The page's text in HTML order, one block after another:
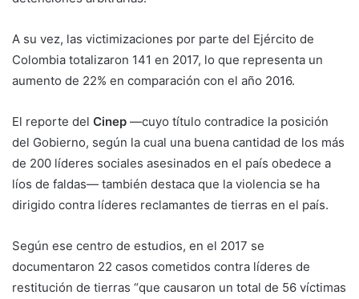
A su vez, las victimizaciones por parte del Ejército de
Colombia totalizaron 141 en 2017, lo que representa un
aumento de 22% en comparación con el año 2016.
El reporte del Cinep —cuyo título contradice la posición
del Gobierno, según la cual una buena cantidad de los más
de 200 líderes sociales asesinados en el país obedece a
líos de faldas— también destaca que la violencia se ha
dirigido contra líderes reclamantes de tierras en el país.
Según ese centro de estudios, en el 2017 se
documentaron 22 casos cometidos contra líderes de
restitución de tierras “que causaron un total de 56 víctimas